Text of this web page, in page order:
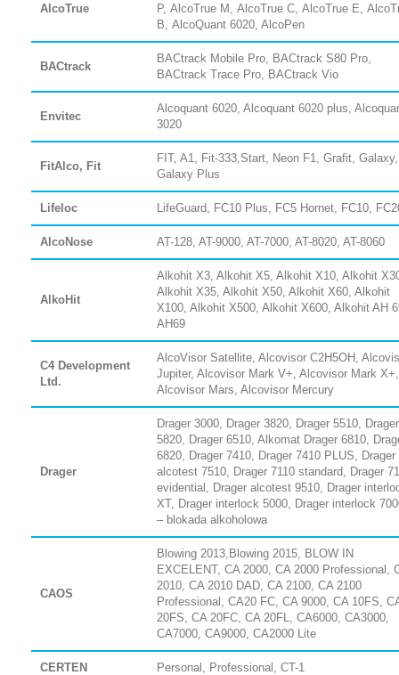
AlcoTrue
P, AlcoTrue M, AlcoTrue C, AlcoTrue E,
B, AlcoQuant 6020 , AlcoPen
BACtrack
BACtrack Mobile Pro, BACtrack S80 Pro,
BACtrack Trace Pro, BACtrack Vio
Envitec
Alcoquant 6020, Alcoquant 6020 plus,
3020
FitAlco, Fit
FIT, A1, Fit-333,Start, Neon F1, Grafit, Galaxy,
Galaxy Plus
Lifeloc LifeGuard, FC10 Plus, FC5 Hornet, FC10,
AlcoNose AT-128, AT-9000, AT-7000, AT-8020, AT-8060
AlkoHit
Alkohit X3, Alkohit X5, Alkohit X10, Alkohit
Alkohit X35, Alkohit X50, Alkohit X60, Alkohit
X100, Alkohit X500, Alkohit X600, Alkohit AH
AH69
C4 Development
Ltd.
AlcoVisor Satellite, Alcovisor C2H5OH,
Jupiter, Alcovisor Mark V+, Alcovisor Mark X+,
Alcovisor Mars, Alcovisor Mercury
Drager
Drager 3000, Drager 3820, Drager 5510, Drager
5820, Drager 6510, Alkomat Drager 6810,
6820, Drager 7410, Drager 7410 PLUS, Drager
alcotest 7510, Drager 7110 standard, Drager
evidential, Drager alcotest 9510, Drager
XT, Drager interlock 5000, Drager interlock
– blokada alkoholowa
CAOS
Blowing 2013,Blowing 2015, BLOW IN
EXCELENT, CA 2000, CA 2000 Professional,
2010, CA 2010 DAD, CA 2100, CA 2100
Professional, CA20 FC, CA 9000, CA 10FS,
20FS, CA 20FC, CA 20FL, CA6000, CA3000,
CA7000, CA9000, CA2000 Lite
CERTEN Personal, Professional, CT-1